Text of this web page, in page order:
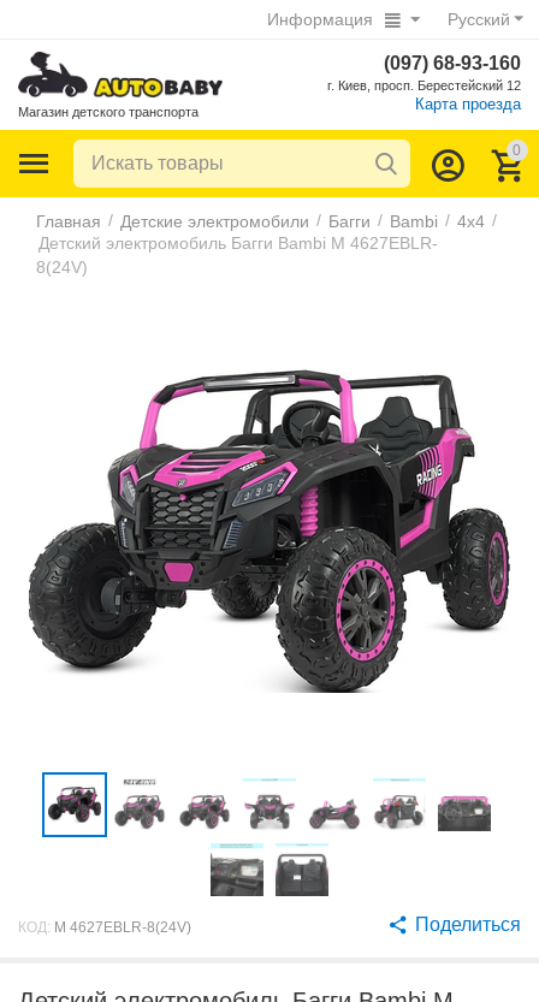
Русский
Информация
Магазин детского транспорта
(097) 68-93-160
г. Киев, просп. Берестейский 12
Карта проезда
0
Главная / Детские электромобили / Багги / Bambi / 4х4 /
Детский электромобиль Багги Bambi M 4627EBLR-
8(24V)
КОД: M 4627EBLR-8(24V) Поделиться